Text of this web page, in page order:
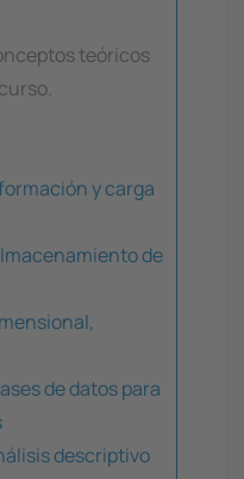
teóricos
y carga
de
de datos para
descriptivo